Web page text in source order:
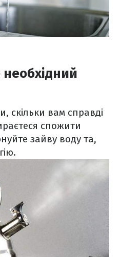
необхідний
скільки вам справді
спожити
зайву воду та,